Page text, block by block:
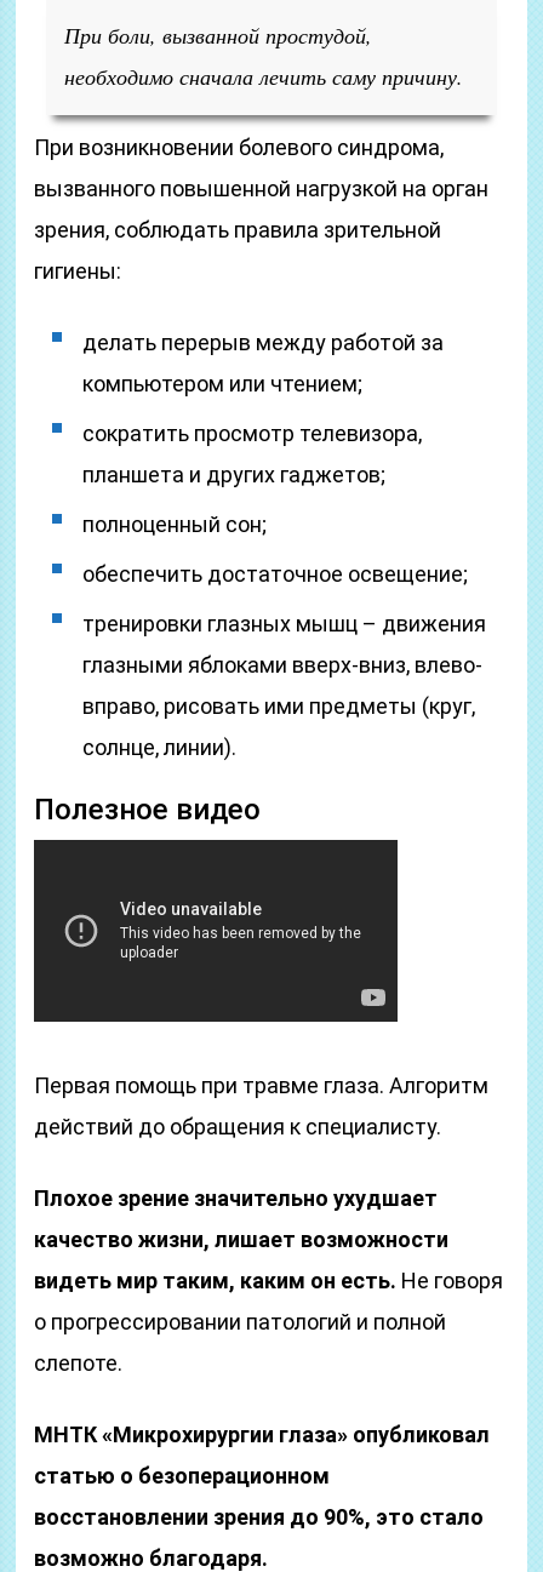
При боли, вызванной простудой,
необходимо сначала лечить саму причину.
При возникновении болевого синдрома,
вызванного повышенной нагрузкой на орган
зрения, соблюдать правила зрительной
гигиены:
делать перерыв между работой за
компьютером или чтением;
сократить просмотр телевизора,
планшета и других гаджетов;
полноценный сон;
обеспечить достаточное освещение;
тренировки глазных мышц – движения
глазными яблоками вверх-вниз, влево-
вправо, рисовать ими предметы (круг,
солнце, линии).
Полезное видео
Первая помощь при травме глаза. Алгоритм
действий до обращения к специалисту.
Плохое зрение значительно ухудшает
качество жизни, лишает возможности
видеть мир таким, каким он есть. Не говоря
о прогрессировании патологий и полной
слепоте.
МНТК «Микрохирургии глаза» опубликовал
статью о безоперационном
восстановлении зрения до 90%, это стало
возможно благодаря.